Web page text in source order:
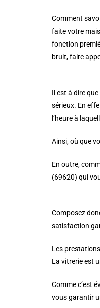
Comment
faite votre
fonction
bruit, faire
Il est à dire
sérieux. En
l’heure à
Ainsi, où que
En outre,
(69620) qui
Composez
satisfaction
Les
La vitrerie est
Comme c’est
vous garantir